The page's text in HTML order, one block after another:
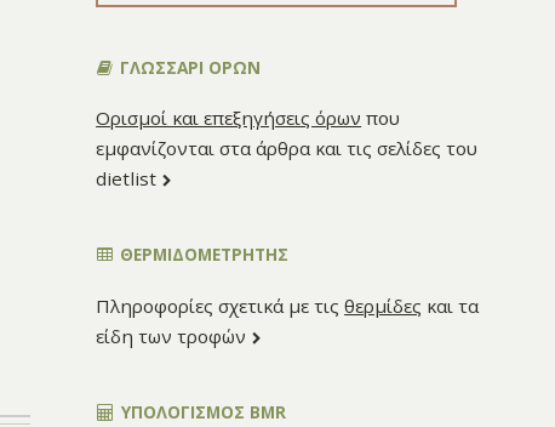
ΓΛΩΣΣΑΡΙ ΟΡΩΝ
Ορισμοί και επεξηγήσεις όρων που
εμφανίζονται στα άρθρα και τις σελίδες του
dietlist
ΘΕΡΜΙΔΟΜΕΤΡΗΤΗΣ
Πληροφορίες σχετικά με τιςθερμίδες και τα
είδη των τροφών
ΥΠΟΛΟΓΙΣΜΌΣ BMR